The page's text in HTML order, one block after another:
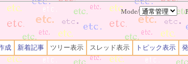
Mode/
成 新着記事 ツリー表示 スレッド表示 トピック表示